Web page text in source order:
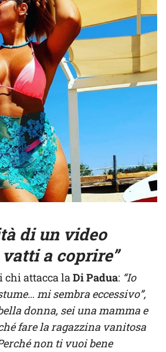
di un video
vatti a coprire”
chi attacca laDi Padua: “Io
mi sembra eccessivo”,
donna, sei una mamma e
fare la ragazzina vanitosa
non ti vuoi bene